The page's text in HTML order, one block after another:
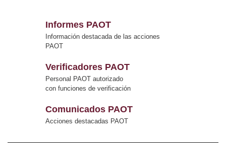
Informes PAOT
Información destacada de las acciones
PAOT
Verificadores PAOT
Personal PAOT autorizado
con funciones de verificación
Comunicados PAOT
Acciones destacadas PAOT